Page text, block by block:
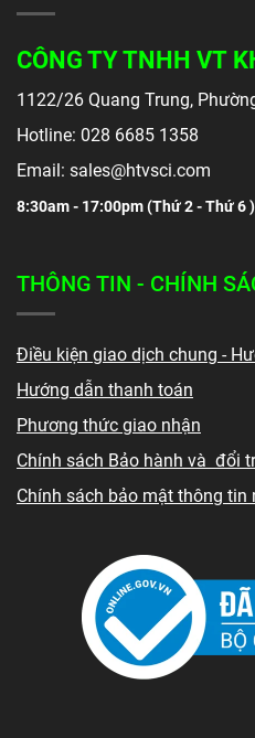
CÔNG TY TNHH VT
1122/26 Quang Trung,
Hotline: 028 6685 1358
Email: sales@htvsci.com
8:30am - 17:00pm (Thứ 2 - Thứ 6 )
THÔNG TIN - CHÍNH
Điều kiện giao dịch chung -
Hướng dẫn thanh toán
Phương thức giao nhận
Chính sách Bảo hành và đổi
Chính sách bảo mật thông tin